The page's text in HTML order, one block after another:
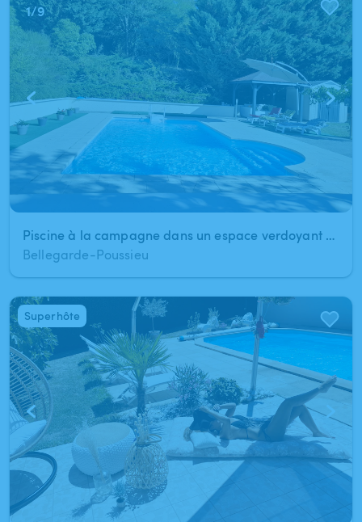
1/9
Piscine à la campagne dans un espace verdoyant et très calme
Bellegarde-Poussieu
1/4
Superhôte